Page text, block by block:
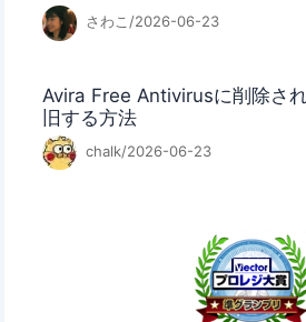
さわこ/2026-06-23
Avira Free Antivirusに削除さ
旧する方法
chalk/2026-06-23